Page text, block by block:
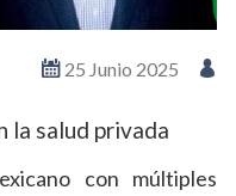
25 Junio 2025
la salud privada
con múltiples